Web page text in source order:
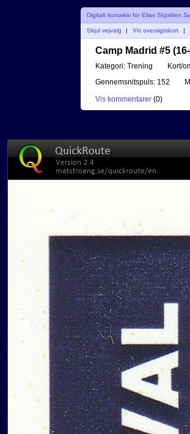
Digitalt kortarkiv for Elias Skjolden
Skjul vejvalg Vis oversigtskort
Camp Madrid #5
Kategori: Trening Kort/
Gennemsnitspuls: 152
Vis kommentarer (0)